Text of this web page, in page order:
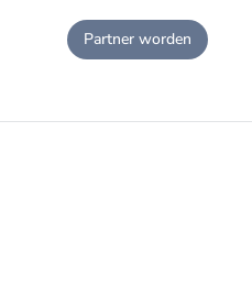
Partner worden